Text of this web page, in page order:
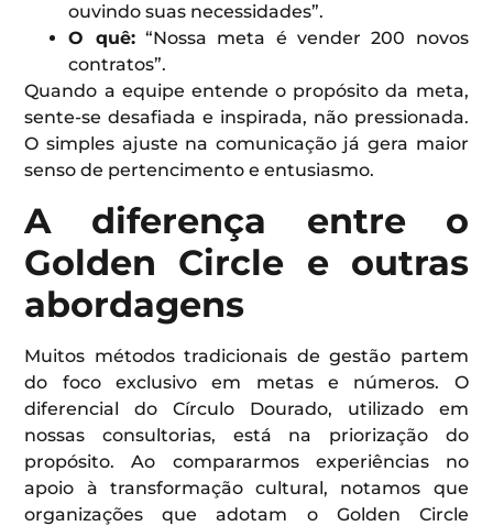
ouvindo suas necessidades”.
O quê:“Nossa meta é vender 200 novos
contratos”.
Quando a equipe entende o propósito da meta,
sente-se desafiada e inspirada, não pressionada.
O simples ajuste na comunicação já gera maior
senso de pertencimento e entusiasmo.
A diferença entre o
Golden Circle e outras
abordagens
Muitos métodos tradicionais de gestão partem
do foco exclusivo em metas e números. O
diferencial do Círculo Dourado, utilizado em
nossas consultorias, está na priorização do
propósito. Ao compararmos experiências no
apoio à transformação cultural, notamos que
organizações que adotam o Golden Circle